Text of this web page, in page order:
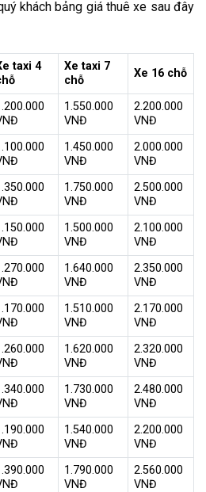
khách bảng giá thuê xe sau đây
taxi 4
Xe taxi 7
chỗ
Xe 16 chỗ
1.550.000
VNĐ
2.200.000
VNĐ
1.450.000
VNĐ
2.000.000
VNĐ
1.750.000
VNĐ
2.500.000
VNĐ
1.500.000
VNĐ
2.100.000
VNĐ
1.640.000
VNĐ
2.350.000
VNĐ
1.510.000
VNĐ
2.170.000
VNĐ
1.620.000
VNĐ
2.320.000
VNĐ
1.730.000
VNĐ
2.480.000
VNĐ
1.540.000
VNĐ
2.200.000
VNĐ
1.790.000
VNĐ
2.560.000
VNĐ